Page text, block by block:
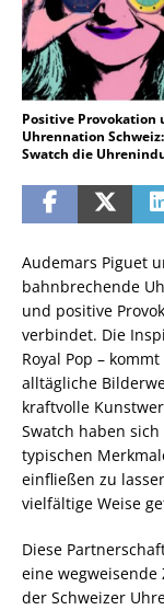
Positive Provokation
Uhrennation
Swatch die
Audemars Piguet
bahnbrechende
und positive
verbindet. Die
Royal Pop –
alltägliche
kraftvolle
Swatch haben
typischen
einfließen zu
vielfältige Weise
Diese
eine wegweisende
der Schweizer